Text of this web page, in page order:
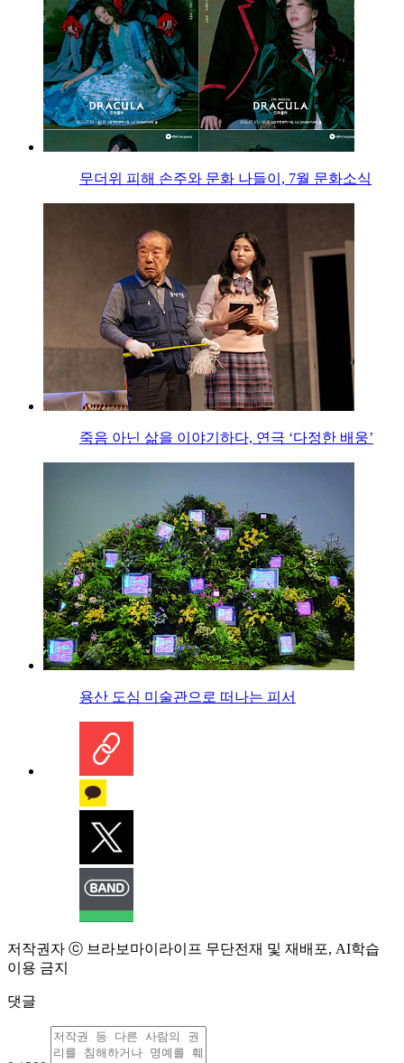
무더위 피해 손주와 문화 나들이, 7월 문화소식
죽음 아닌 삶을 이야기하다, 연극 ‘다정한 배웅’
용산 도심 미술관으로 떠나는 피서
저작권자 ⓒ 브라보마이라이프 무단전재 및 재배포, AI학습
이용 금지
댓글